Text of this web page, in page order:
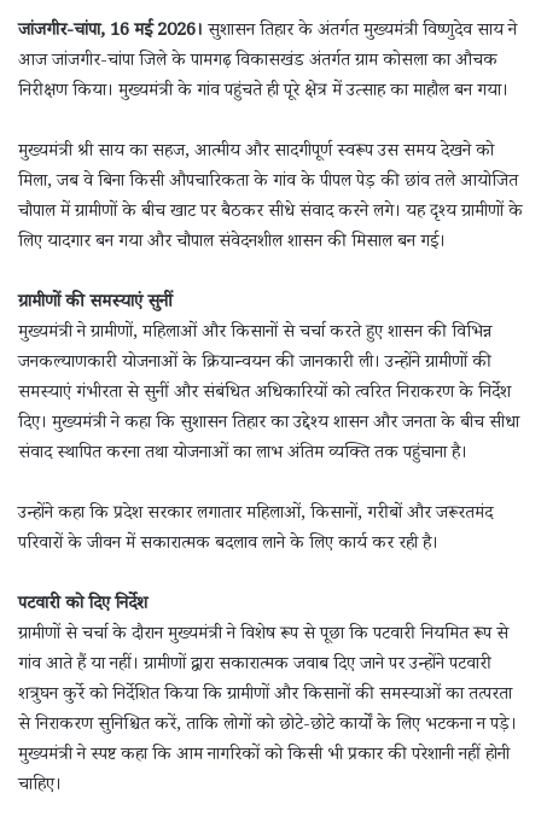
जांजगीर-चांपा, 16 मई 2026। सुशासन तिहार के अंतर्गत मुख्यमंत्री विष्णुदेव साय ने
आज जांजगीर-चांपा जिले के पामगढ़ विकासखंड अंतर्गत ग्राम कोसला का औचक
निरीक्षण किया। मुख्यमंत्री के गांव पहुंचते ही पूरे क्षेत्र में उत्साह का माहौल बन गया।
मुख्यमंत्री श्री साय का सहज, आत्मीय और सादगीपूर्ण स्वरूप उस समय देखने को
मिला, जब वे बिना किसी औपचारिकता के गांव के पीपल पेड़ की छांव तले आयोजित
चौपाल में ग्रामीणों के बीच खाट पर बैठकर सीधे संवाद करने लगे। यह दृश्य ग्रामीणों के
लिए यादगार बन गया और चौपाल संवेदनशील शासन की मिसाल बन गई।
ग्रामीणों की समस्याएं सुनीं
मुख्यमंत्री ने ग्रामीणों, महिलाओं और किसानों से चर्चा करते हुए शासन की विभिन्न
जनकल्याणकारी योजनाओं के क्रियान्वयन की जानकारी ली। उन्होंने ग्रामीणों की
समस्याएं गंभीरता से सुनीं और संबंधित अधिकारियों को त्वरित निराकरण के निर्देश
दिए। मुख्यमंत्री ने कहा कि सुशासन तिहार का उद्देश्य शासन और जनता के बीच सीधा
संवाद स्थापित करना तथा योजनाओं का लाभ अंतिम व्यक्ति तक पहुंचाना है।
उन्होंने कहा कि प्रदेश सरकार लगातार महिलाओं, किसानों, गरीबों और जरूरतमंद
परिवारों के जीवन में सकारात्मक बदलाव लाने के लिए कार्य कर रही है।
पटवारी को दिए निर्देश
ग्रामीणों से चर्चा के दौरान मुख्यमंत्री ने विशेष रूप से पूछा कि पटवारी नियमित रूप से
गांव आते हैं या नहीं। ग्रामीणों द्वारा सकारात्मक जवाब दिए जाने पर उन्होंने पटवारी
शत्रुघन कुर्रे को निर्देशित किया कि ग्रामीणों और किसानों की समस्याओं का तत्परता
से निराकरण सुनिश्चित करें, ताकि लोगों को छोटे-छोटे कार्यों के लिए भटकना न पड़े।
मुख्यमंत्री ने स्पष्ट कहा कि आम नागरिकों को किसी भी प्रकार की परेशानी नहीं होनी
चाहिए।